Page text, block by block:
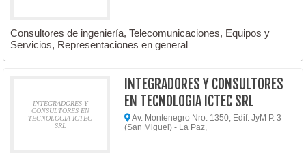
Consultores de ingeniería, Telecomunicaciones, Equipos y
Servicios, Representaciones en general
INTEGRADORES Y
CONSULTORES EN
TECNOLOGIA ICTEC
SRL
INTEGRADORES Y CONSULTORES
EN TECNOLOGIA ICTEC SRL
Av. Montenegro Nro. 1350, Edif. JyM P. 3
(San Miguel) - La Paz,